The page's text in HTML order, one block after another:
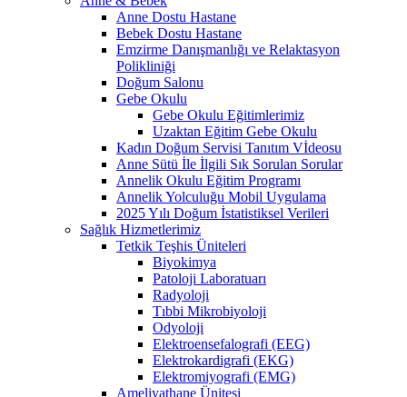
Anne Dostu Hastane
Bebek Dostu Hastane
Emzirme Danışmanlığı ve Relaktasyon
Polikliniği
Doğum Salonu
Gebe Okulu
Gebe Okulu Eğitimlerimiz
Uzaktan Eğitim Gebe Okulu
Kadın Doğum Servisi Tanıtım Vİdeosu
Anne Sütü İle İlgili Sık Sorulan Sorular
Annelik Okulu Eğitim Programı
Annelik Yolculuğu Mobil Uygulama
2025 Yılı Doğum İstatistiksel Verileri
Sağlık Hizmetlerimiz
Tetkik Teşhis Üniteleri
Biyokimya
Patoloji Laboratuarı
Radyoloji
Tıbbi Mikrobiyoloji
Odyoloji
Elektroensefalografi (EEG)
Elektrokardigrafi (EKG)
Elektromiyografi (EMG)
Ameliyathane Ünitesi